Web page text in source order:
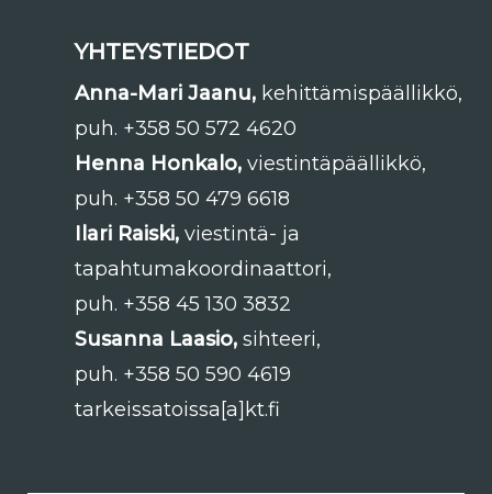
YHTEYSTIEDOT
Anna-Mari Jaanu, kehittämispäällikkö,
puh. +358 50 572 4620
Henna Honkalo, viestintäpäällikkö,
puh. +358 50 479 6618
Ilari Raiski, viestintä- ja
tapahtumakoordinaattori,
puh. +358 45 130 3832
Susanna Laasio, sihteeri,
puh. +358 50 590 4619
tarkeissatoissa[a]kt.fi